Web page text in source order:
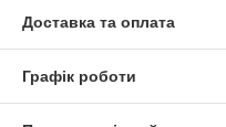
Доставка та оплата
Графік роботи